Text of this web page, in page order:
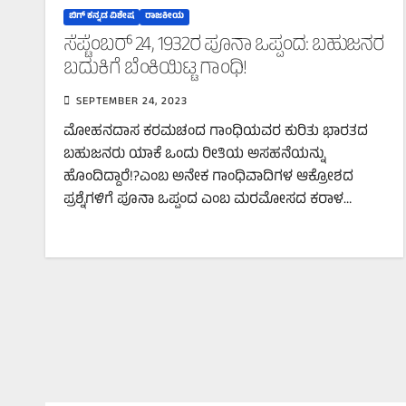
ಬಿಗ್‌ ಕನ್ನಡ ವಿಶೇಷ ರಾಜಕೀಯ
ಸೆಪ್ಟೆಂಬರ್‌ 24, 1932ರ ಪೂನಾ ಒಪ್ಪಂದ: ಬಹುಜನರ
ಬದುಕಿಗೆ ಬೆಂಕಿಯಿಟ್ಟ ಗಾಂಧಿ!
SEPTEMBER 24, 2023
ಮೋಹನದಾಸ ಕರಮಚಂದ ಗಾಂಧಿಯವರ ಕುರಿತು ಭಾರತದ
ಬಹುಜನರು ಯಾಕೆ ಒಂದು ರೀತಿಯ ಅಸಹನೆಯನ್ನು
ಹೊಂದಿದ್ದಾರೆ!?ಎಂಬ ಅನೇಕ ಗಾಂಧಿವಾದಿಗಳ ಆಕ್ರೋಶದ
ಪ್ರಶ್ನೆಗಳಿಗೆ ಪೂನಾ ಒಪ್ಪಂದ ಎಂಬ ಮರಮೋಸದ ಕರಾಳ…